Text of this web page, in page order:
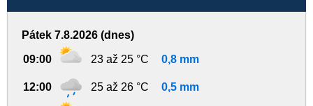
Pátek 7.8.2026 (dnes)
09:00 23 až 25 °C 0,8 mm
12:00 25 až 26 °C 0,5 mm